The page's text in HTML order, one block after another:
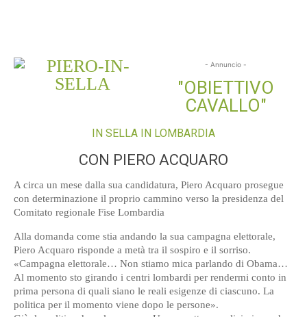
- Annuncio -
"OBIETTIVO
CAVALLO"
IN SELLA IN LOMBARDIA
CON PIERO ACQUARO
A circa un mese dalla sua candidatura, Piero Acquaro prosegue
con determinazione il proprio cammino verso la presidenza del
Comitato regionale Fise Lombardia
Alla domanda come stia andando la sua campagna elettorale,
Piero Acquaro risponde a metà tra il sospiro e il sorriso.
«Campagna elettorale… Non stiamo mica parlando di Obama…
Al momento sto girando i centri lombardi per rendermi conto in
prima persona di quali siano le reali esigenze di ciascuno. La
politica per il momento viene dopo le persone».